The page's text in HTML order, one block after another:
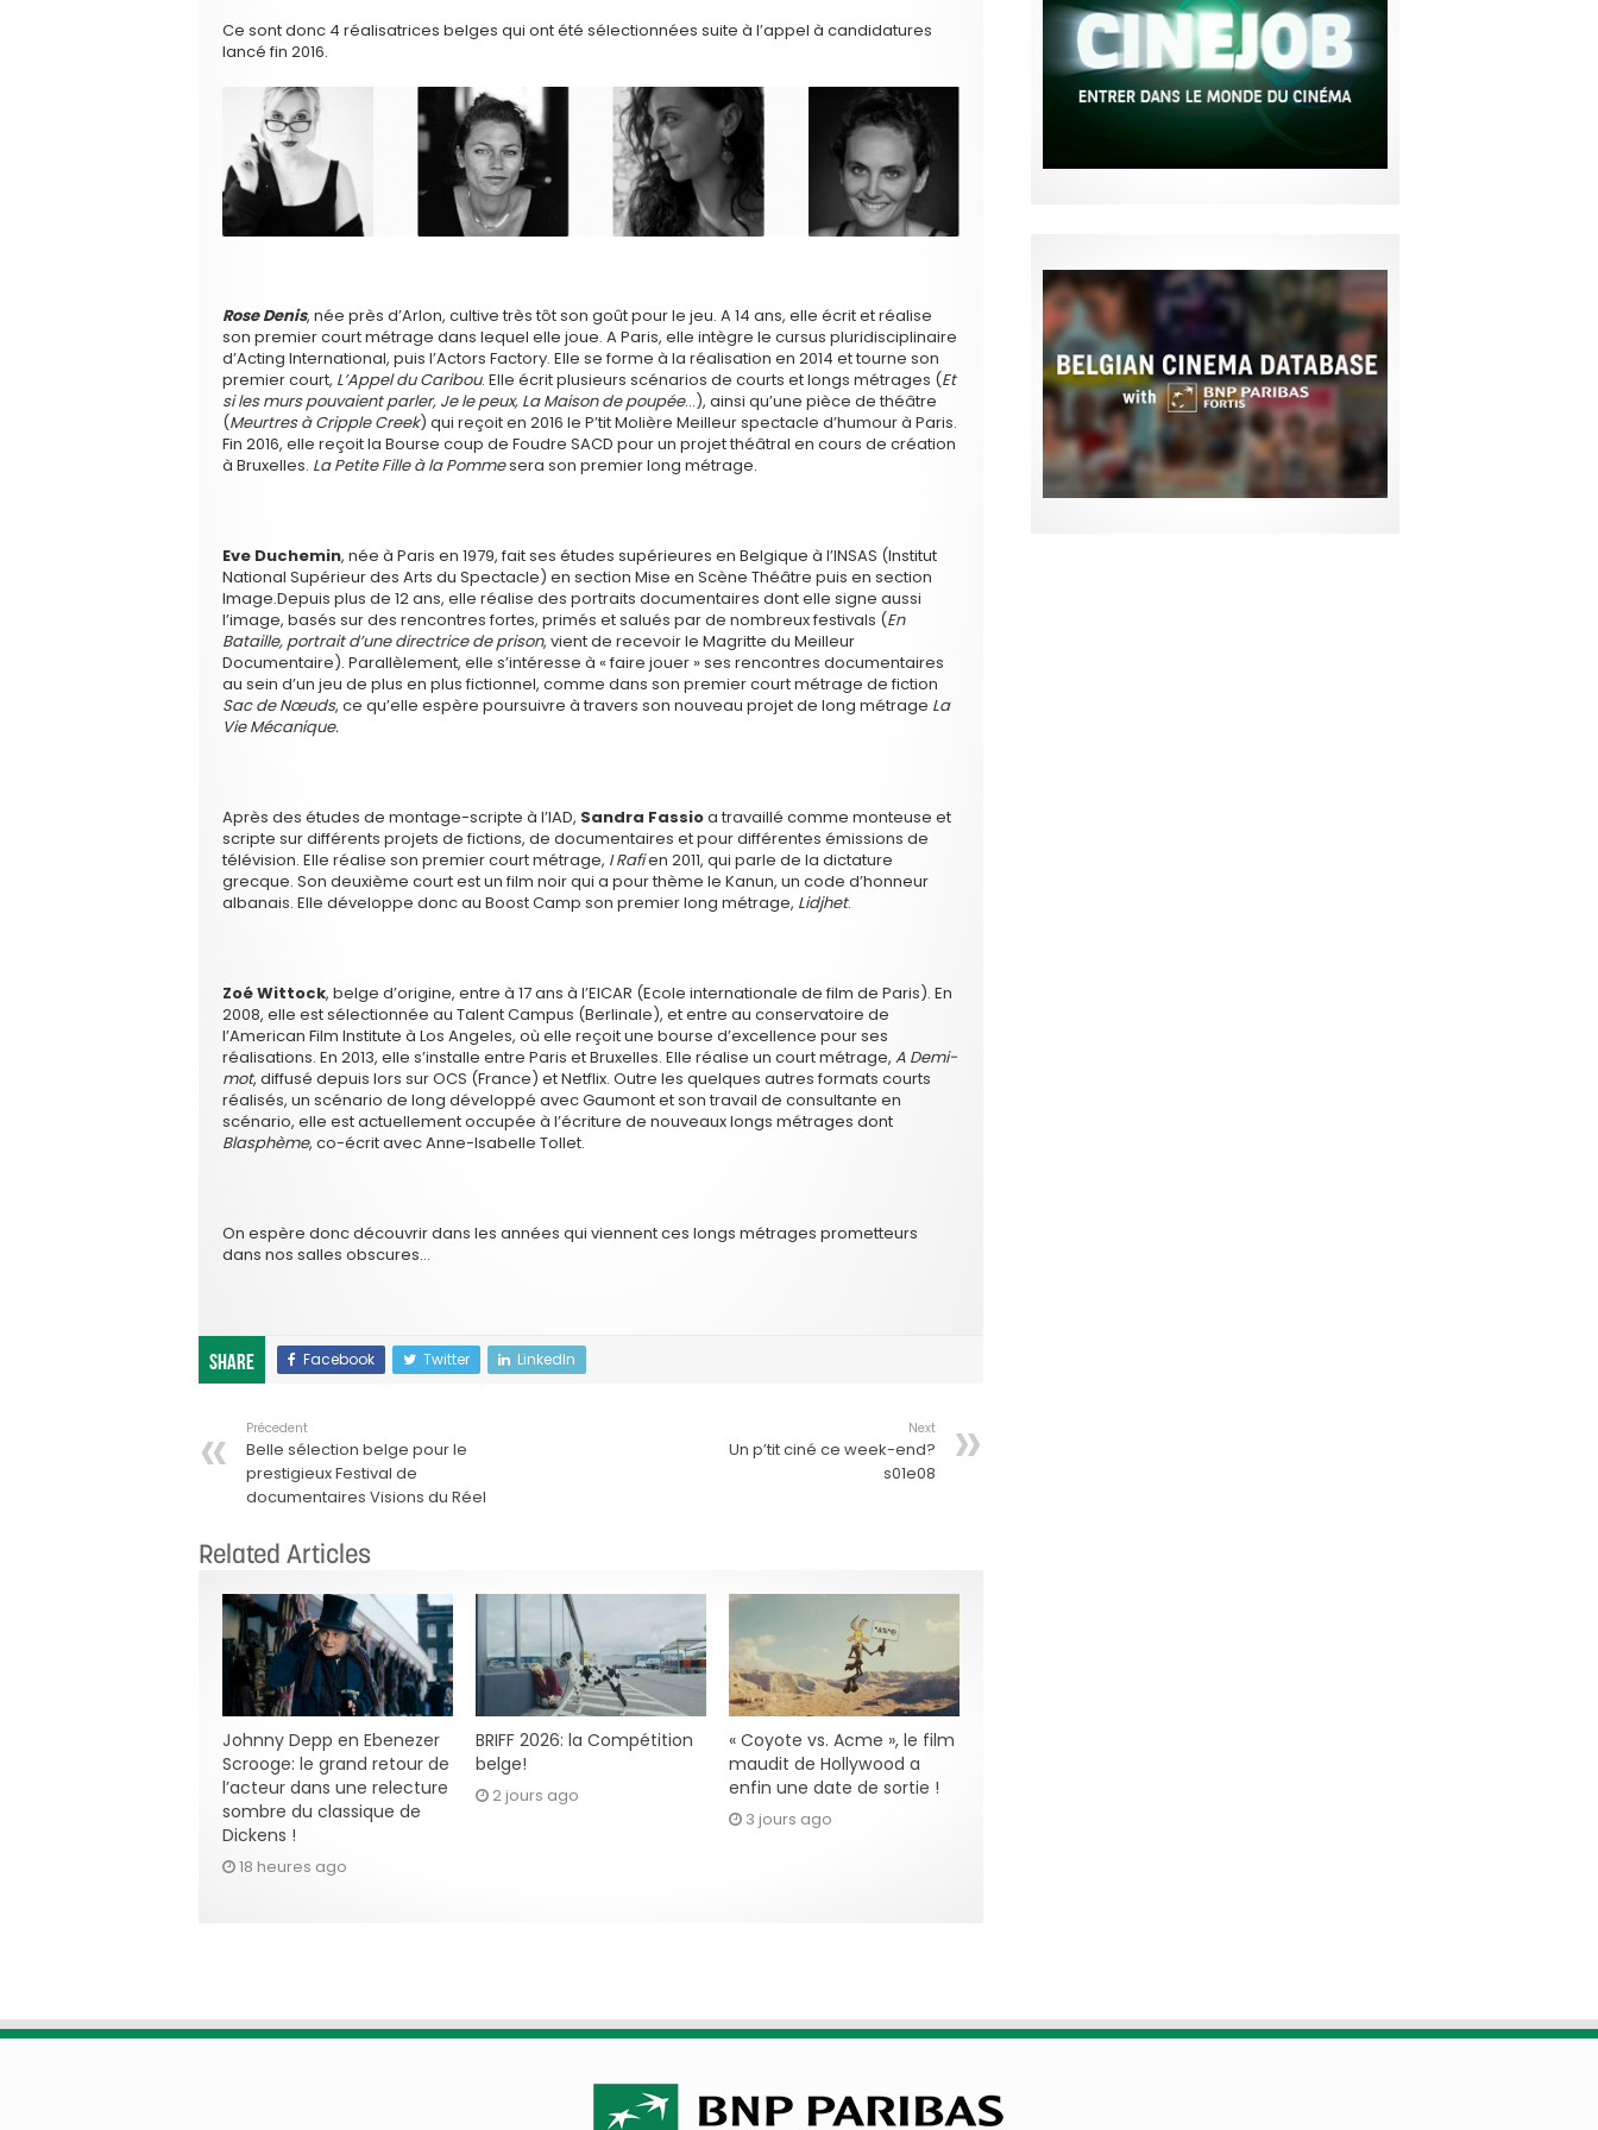
Ce sont donc 4 réalisatrices belges qui ont été sélectionnées suite à l’appel à candidatures
lancé fin 2016.
Rose Denis, née près d’Arlon, cultive très tôt son goût pour le jeu. A 14 ans, elle écrit et réalise
son premier court métrage dans lequel elle joue. A Paris, elle intègre le cursus pluridisciplinaire
d’Acting International, puis l’Actors Factory. Elle se forme à la réalisation en 2014 et tourne son
premier court, L’Appel du Caribou. Elle écrit plusieurs scénarios de courts et longs métrages (Et
si les murs pouvaient parler, Je le peux, La Maison de poupée…), ainsi qu’une pièce de théâtre
(Meurtres à Cripple Creek) qui reçoit en 2016 le P’tit Molière Meilleur spectacle d’humour à Paris.
Fin 2016, elle reçoit la Bourse coup de Foudre SACD pour un projet théâtral en cours de création
à Bruxelles. La Petite Fille à la Pommesera son premier long métrage.
Eve Duchemin, née à Paris en 1979, fait ses études supérieures en Belgique à l’INSAS (Institut
National Supérieur des Arts du Spectacle) en section Mise en Scène Théâtre puis en section
Image.Depuis plus de 12 ans, elle réalise des portraits documentaires dont elle signe aussi
l’image, basés sur des rencontres fortes, primés et salués par de nombreux festivals (En
Bataille, portrait d’une directrice de prison, vient de recevoir le Magritte du Meilleur
Documentaire). Parallèlement, elle s’intéresse à « faire jouer » ses rencontres documentaires
au sein d’un jeu de plus en plus fictionnel, comme dans son premier court métrage de fiction
Sac de Nœuds, ce qu’elle espère poursuivre à travers son nouveau projet de long métrage La
Vie Mécanique.
Après des études de montage-scripte à l’IAD, Sandra Fassioa travaillé comme monteuse et
scripte sur différents projets de fictions, de documentaires et pour différentes émissions de
télévision. Elle réalise son premier court métrage, I Rafien 2011, qui parle de la dictature
grecque. Son deuxième court est un film noir qui a pour thème le Kanun, un code d’honneur
albanais. Elle développe donc au Boost Camp son premier long métrage, Lidjhet.
Zoé Wittock, belge d’origine, entre à 17 ans à l’EICAR (Ecole internationale de film de Paris). En
2008, elle est sélectionnée au Talent Campus (Berlinale), et entre au conservatoire de
l’American Film Institute à Los Angeles, où elle reçoit une bourse d’excellence pour ses
réalisations. En 2013, elle s’installe entre Paris et Bruxelles. Elle réalise un court métrage, A Demi-
mot, diffusé depuis lors sur OCS (France) et Netflix. Outre les quelques autres formats courts
réalisés, un scénario de long développé avec Gaumont et son travail de consultante en
scénario, elle est actuellement occupée à l’écriture de nouveaux longs métrages dont
Blasphème, co-écrit avec Anne-Isabelle Tollet.
On espère donc découvrir dans les années qui viennent ces longs métrages prometteurs
dans nos salles obscures…
Share Facebook Twitter LinkedIn
Précedent
Belle sélection belge pour le
prestigieux Festival de
documentaires Visions du Réel
Next
Un p’tit ciné ce week-end?
s01e08
Related Articles
Johnny Depp en Ebenezer
Scrooge: le grand retour de
l’acteur dans une relecture
sombre du classique de
Dickens !
18 heures ago
BRIFF 2026: la Compétition
belge!
2 jours ago
« Coyote vs. Acme », le film
maudit de Hollywood a
enfin une date de sortie !
3 jours ago